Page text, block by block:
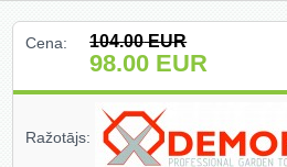
Cena: 104.00EUR
98.00 EUR
Ražotājs:
Dimanta griešanas un slīpēšanas
diski (204)
Elektromotori (2)